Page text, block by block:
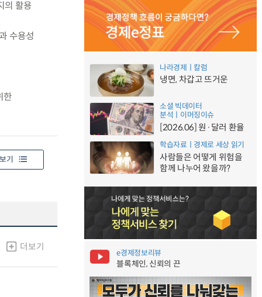
의 활용
수용성
한
기
더보기
나라경제ㅣ칼럼
냉면, 차갑고 뜨거운
소셜 빅데이터
분석ㅣ이머징이슈
[2026.06] 원·달러 환율
학습자료ㅣ경제로 세상 읽기
사람들은 어떻게 위험을
함께 나누어 왔을까?
e경제정보리뷰
블록체인, 신뢰의 끈